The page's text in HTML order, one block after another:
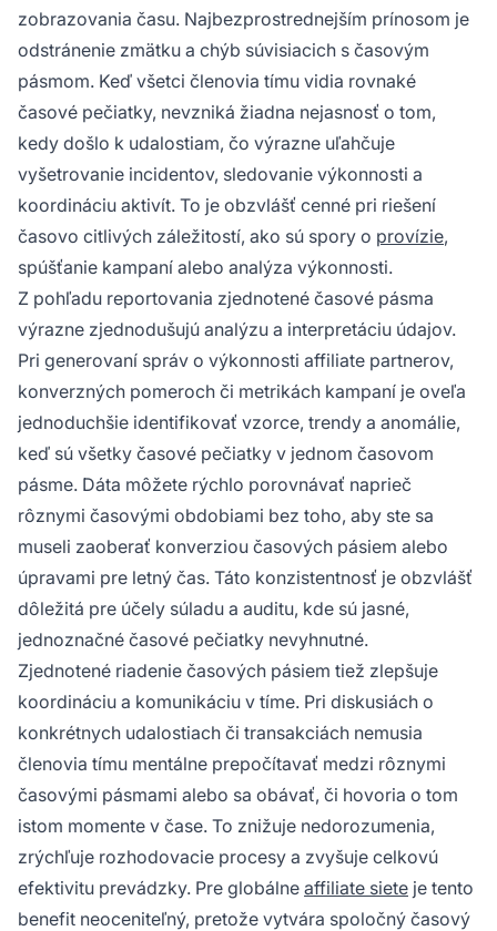
zobrazovania času. Najbezprostrednejším prínosom je
odstránenie zmätku a chýb súvisiacich s časovým
pásmom. Keď všetci členovia tímu vidia rovnaké
časové pečiatky, nevzniká žiadna nejasnosť o tom,
kedy došlo k udalostiam, čo výrazne uľahčuje
vyšetrovanie incidentov, sledovanie výkonnosti a
koordináciu aktivít. To je obzvlášť cenné pri riešení
časovo citlivých záležitostí, ako sú spory o provízie,
spúšťanie kampaní alebo analýza výkonnosti.
Z pohľadu reportovania zjednotené časové pásma
výrazne zjednodušujú analýzu a interpretáciu údajov.
Pri generovaní správ o výkonnosti affiliate partnerov,
konverzných pomeroch či metrikách kampaní je oveľa
jednoduchšie identifikovať vzorce, trendy a anomálie,
keď sú všetky časové pečiatky v jednom časovom
pásme. Dáta môžete rýchlo porovnávať naprieč
rôznymi časovými obdobiami bez toho, aby ste sa
museli zaoberať konverziou časových pásiem alebo
úpravami pre letný čas. Táto konzistentnosť je obzvlášť
dôležitá pre účely súladu a auditu, kde sú jasné,
jednoznačné časové pečiatky nevyhnutné.
Zjednotené riadenie časových pásiem tiež zlepšuje
koordináciu a komunikáciu v tíme. Pri diskusiách o
konkrétnych udalostiach či transakciách nemusia
členovia tímu mentálne prepočítavať medzi rôznymi
časovými pásmami alebo sa obávať, či hovoria o tom
istom momente v čase. To znižuje nedorozumenia,
zrýchľuje rozhodovacie procesy a zvyšuje celkovú
efektivitu prevádzky. Pre globálne affiliate siete je tento
benefit neoceniteľný, pretože vytvára spoločný časový